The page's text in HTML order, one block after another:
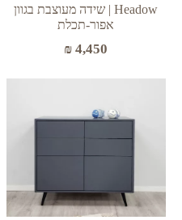
Headow | שידה מעוצבת בגוון
אפור-תכלת
₪ 4,450